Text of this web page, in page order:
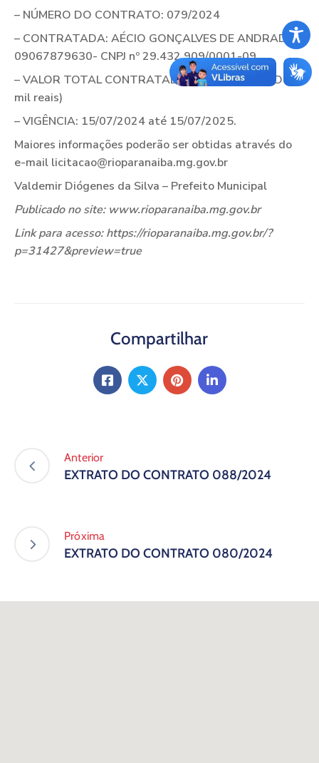
– NÚMERO DO CONTRATO: 079/2024
– CONTRATADA: AÉCIO GONÇALVES DE ANDRADE
09067879630- CNPJ nº 29.432.909/0001-09.
– VALOR TOTAL CONTRATADO: R$ 12.000,00 (Doze
mil reais)
– VIGÊNCIA: 15/07/2024 até 15/07/2025.
Maiores informações poderão ser obtidas através do
e-mail licitacao@rioparanaiba.mg.gov.br
Valdemir Diógenes da Silva – Prefeito Municipal
Publicado no site: www.rioparanaiba.mg.gov.br
Link para acesso: https://rioparanaiba.mg.gov.br/?
p=31427&preview=true
Compartilhar
Anterior
EXTRATO DO CONTRATO 088/2024
Próxima
EXTRATO DO CONTRATO 080/2024